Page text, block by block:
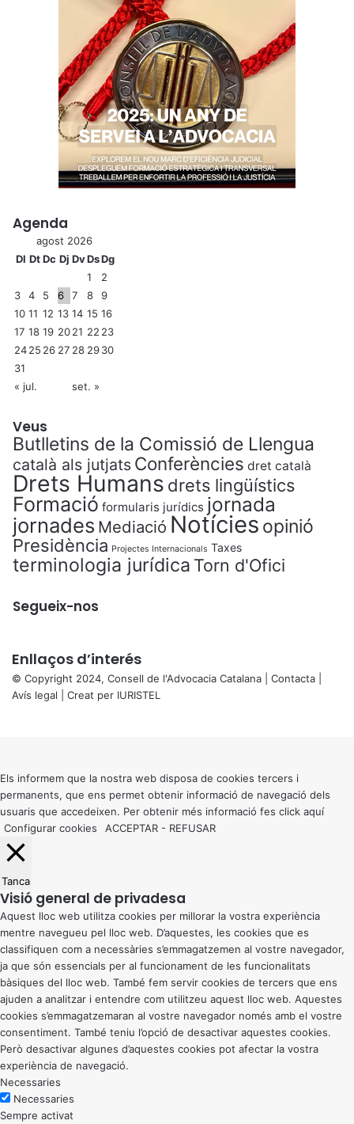
Agenda
agost 2026
Dl DtDc Dj DvDsDg
1
2
3
4 5 6 7 8
9
10 11 12 13 14 15 16
17 18 19 2021 22 23
2425 26 27 28 2930
31
« jul.
set. »
Veus
Butlletins de la Comissió de Llengua
català als jutjats Conferències dret català
Drets Humans drets lingüístics
Formació formularis jurídics jornada
jornades Mediació Notícies opinió
Presidència Projectes Internacionals Taxes
terminologia jurídica Torn d'Ofici
Segueix-nos
Enllaços d’interés
© Copyright 2024, Consell de l'Advocacia Catalana | Contacta
Avís legal | Creat per IURISTEL
button
Els informem que la nostra web disposa de cookies tercers i
permanents, que ens permet obtenir informació de navegació dels
usuaris que accedeixen. Per obtenir més informació fes click aquí
Configurar cookies
ACCEPTAR - REFUSAR
Tanca
Visió general de privadesa
Aquest lloc web utilitza cookies per millorar la vostra experiència
mentre navegueu pel lloc web. D’aquestes, les cookies que es
classifiquen com a necessàries s’emmagatzemen al vostre navegador,
ja que són essencials per al funcionament de les funcionalitats
bàsiques del lloc web. També fem servir cookies de tercers que ens
ajuden a analitzar i entendre com utilitzeu aquest lloc web. Aquestes
cookies s’emmagatzemaran al vostre navegador només amb el vostre
consentiment. També teniu l’opció de desactivar aquestes cookies.
Però desactivar algunes d’aquestes cookies pot afectar la vostra
experiència de navegació.
Necessaries
Necessaries
Sempre activat